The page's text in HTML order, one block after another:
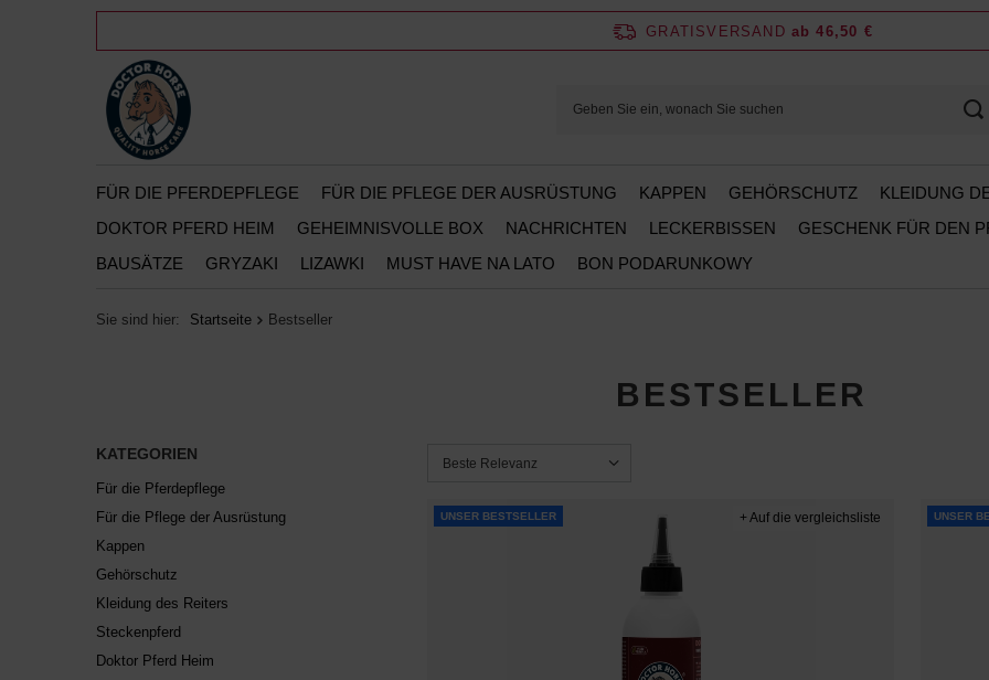
GRATISVERSAND ab 46,50 €
FÜR DIE PFERDEPFLEGE FÜR DIE PFLEGE DER AUSRÜSTUNG KAPPEN GEHÖRSCHUTZ KLEIDUNG
DOKTOR PFERD HEIM
GEHEIMNISVOLLE BOX NACHRICHTEN LECKERBISSEN GESCHENK FÜR DEN
BAUSÄTZE
GRYZAKI LIZAWKI MUST HAVE NA LATO BON PODARUNKOWY
Sie sind hier: Startseite Bestseller
BESTSELLER
KATEGORIEN
Für die Pferdepflege
Für die Pflege der Ausrüstung
Kappen
Gehörschutz
Kleidung des Reiters
Steckenpferd
Doktor Pferd Heim
Sortierung ändern
Beste Relevanz
UNSER BESTSELLER + Auf die vergleichsliste UNSER